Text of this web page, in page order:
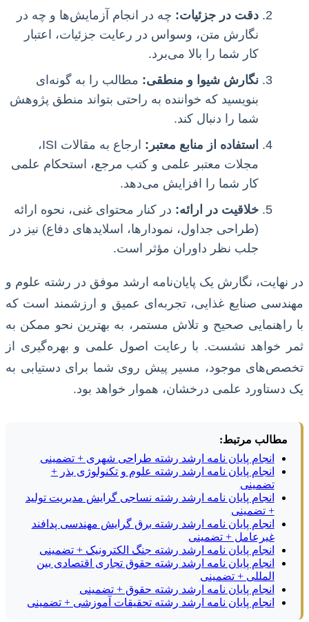
دقت در جزئیات: چه در انجام آزمایش‌ها و چه در
نگارش متن، وسواس در رعایت جزئیات، اعتبار
کار شما را بالا می‌برد.
نگارش شیوا و منطقی: مطالب را به گونه‌ای
بنویسید که خواننده به راحتی بتواند منطق پژوهش
شما را دنبال کند.
استفاده از منابع معتبر:
ارجاع به مقالات ISI،
مجلات معتبر علمی و کتب مرجع، استحکام علمی
کار شما را افزایش می‌دهد.
خلاقیت در ارائه: در کنار محتوای غنی، نحوه ارائه
(طراحی جداول، نمودارها، اسلایدهای دفاع) نیز در
جلب نظر داوران مؤثر است.
در نهایت، نگارش یک پایان‌نامه ارشد موفق در رشته علوم و
مهندسی صنایع غذایی، تجربه‌ای عمیق و ارزشمند است که
با راهنمایی صحیح و تلاش مستمر، به بهترین نحو ممکن به
ثمر خواهد نشست. با رعایت اصول علمی و بهره‌گیری از
تخصص‌های موجود، مسیر پیش روی شما برای دستیابی به
یک دستاورد علمی درخشان، هموار خواهد بود.
مطالب مرتبط:
انجام پایان نامه ارشد رشته طراحی شهری + تضمینی
انجام پایان نامه ارشد رشته علوم و تکنولوژی بذر +
تضمینی
انجام پایان نامه ارشد رشته نساجی گرایش مدیریت تولید
+ تضمینی
انجام پایان نامه ارشد رشته برق گرایش مهندسی پدافند
غیرعامل + تضمینی
انجام پایان نامه ارشد رشته جنگ الکترونیک + تضمینی
انجام پایان نامه ارشد رشته حقوق تجاری اقتصادی بین
المللی + تضمینی
انجام پایان نامه ارشد رشته حقوق + تضمینی
انجام پایان نامه ارشد رشته تحقیقات آموزشی + تضمینی